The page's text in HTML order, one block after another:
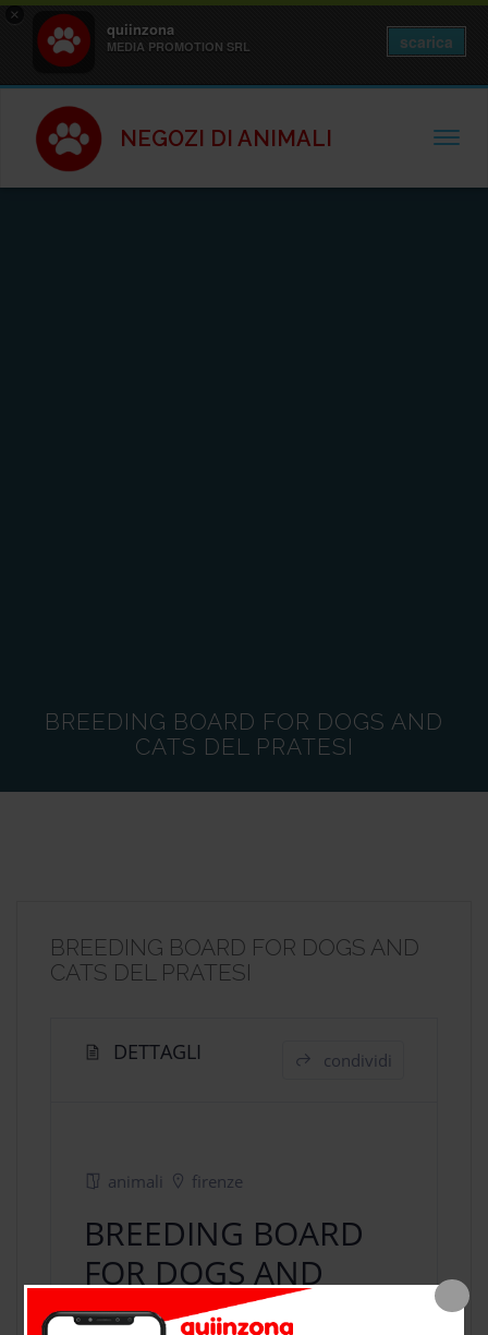
×
quiinzona
MEDIA PROMOTION SRL scarica
NEGOZI DI ANIMALI
BREEDING BOARD FOR DOGS AND
CATS DEL PRATESI
BREEDING BOARD FOR DOGS AND
CATS DEL PRATESI
DETTAGLI condividi
animali firenze
BREEDING BOARD
FOR DOGS AND
CATS DEL PRATESI